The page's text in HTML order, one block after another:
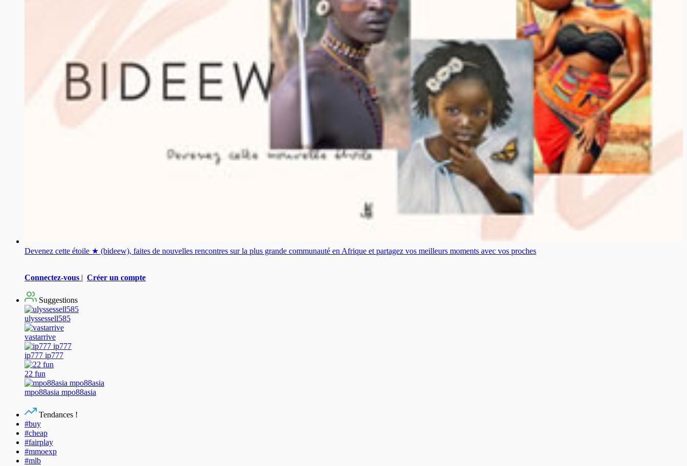
Devenez cette étoile ★ (bideew), faites de nouvelles rencontres sur la plus grande communauté en Afrique et partagez vos meilleurs moments avec vos proches
Connectez-vous | Créer un compte
Suggestions
ulyssessell585
vastarrive
ip777 ip777
22 fun
mpo88asia mpo88asia
Tendances !
#buy
#cheap
#fairplay
#mmoexp
#mlb